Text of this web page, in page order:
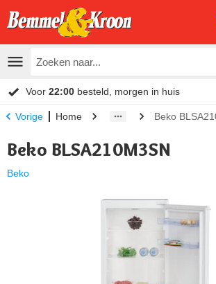
Voor 22:00 besteld, morgen in huis
Vorige Home Beko
Beko BLSA210M3SN
Beko